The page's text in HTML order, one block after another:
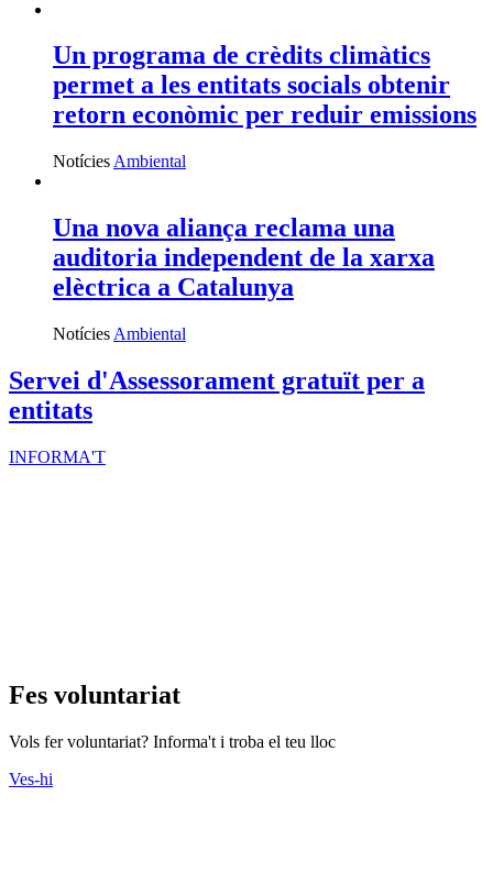
Un programa de crèdits climàtics
permet a les entitats socials obtenir
retorn econòmic per reduir emissions
Notícies Ambiental
Una nova aliança reclama una
auditoria independent de la xarxa
elèctrica a Catalunya
Notícies Ambiental
Servei d'Assessorament gratuït per a
entitats
INFORMA'T
Fes voluntariat
Vols fer voluntariat? Informa't i troba el teu lloc
Ves-hi